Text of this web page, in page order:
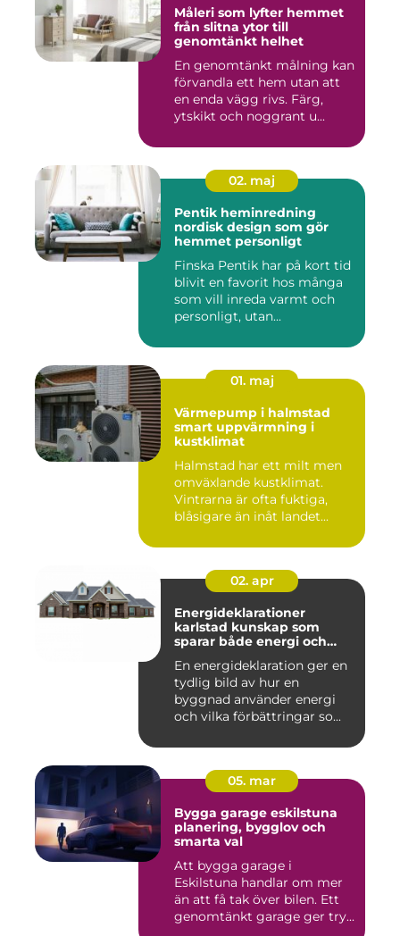
Måleri som lyfter hemmet
från slitna ytor till
genomtänkt helhet
En genomtänkt målning kan
förvandla ett hem utan att
en enda vägg rivs. Färg,
ytskikt och noggrant u...
02. maj
Pentik heminredning
nordisk design som gör
hemmet personligt
Finska Pentik har på kort tid
blivit en favorit hos många
som vill inreda varmt och
personligt, utan...
01. maj
Värmepump i halmstad
smart uppvärmning i
kustklimat
Halmstad har ett milt men
omväxlande kustklimat.
Vintrarna är ofta fuktiga,
blåsigare än inåt landet...
02. apr
Energideklarationer
karlstad kunskap som
sparar både energi och
En energideklaration ger en
tydlig bild av hur en
byggnad använder energi
och vilka förbättringar so...
05. mar
Bygga garage eskilstuna
planering, bygglov och
smarta val
Att bygga garage i
Eskilstuna handlar om mer
än att få tak över bilen. Ett
genomtänkt garage ger try...